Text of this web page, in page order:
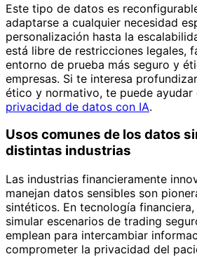
Este tipo de datos es
adaptarse a cualquier necesidad
personalización hasta la
está libre de restricciones legales,
entorno de prueba más seguro y
empresas. Si te interesa
ético y normativo, te puede ayudar
privacidad de datos con IA.
Usos comunes de los datos
distintas industrias
Las industrias financieramente
manejan datos sensibles son
sintéticos. En tecnología
simular escenarios de trading
emplean para intercambiar
comprometer la privacidad del